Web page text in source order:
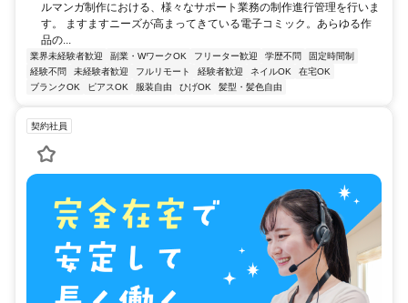
ルマンガ制作における、様々なサポート業務の制作進行管理を行いま
す。 ますますニーズが高まってきている電子コミック。あらゆる作
品の...
業界未経験者歓迎 副業・WワークOK フリーター歓迎 学歴不問
固定時間制
経験不問
未経験者歓迎 フルリモート 経験者歓迎 ネイルOK
在宅OK
ブランクOK
ピアスOK 服装自由 ひげOK 髪型・髪色自由
契約社員